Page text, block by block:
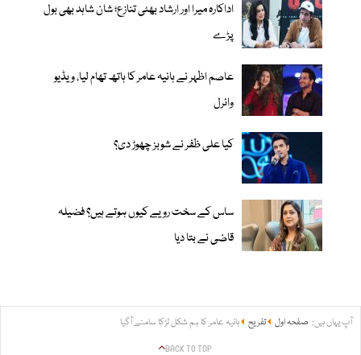
اداکارہ میرا اور ارشاد بھٹی تنازع؛ شان شاہد بھی بول
پڑے
عاصم اظہر نے ہانیہ عامر کا ہاتھ تھام لیا، ویڈیو
وائرل
کیا علی ظفر نے شوبز چھوڑ دی؟
ساس کے سخت رویے کیوں ہوتے ہیں؟ فضیلہ
قاضی نے بتا دیا
آپ یہاں ہیں: صفحہ اول تفریح ہانیہ عامر کا ہم شکل لڑکا سامنے آگیا
BACK TO TOP